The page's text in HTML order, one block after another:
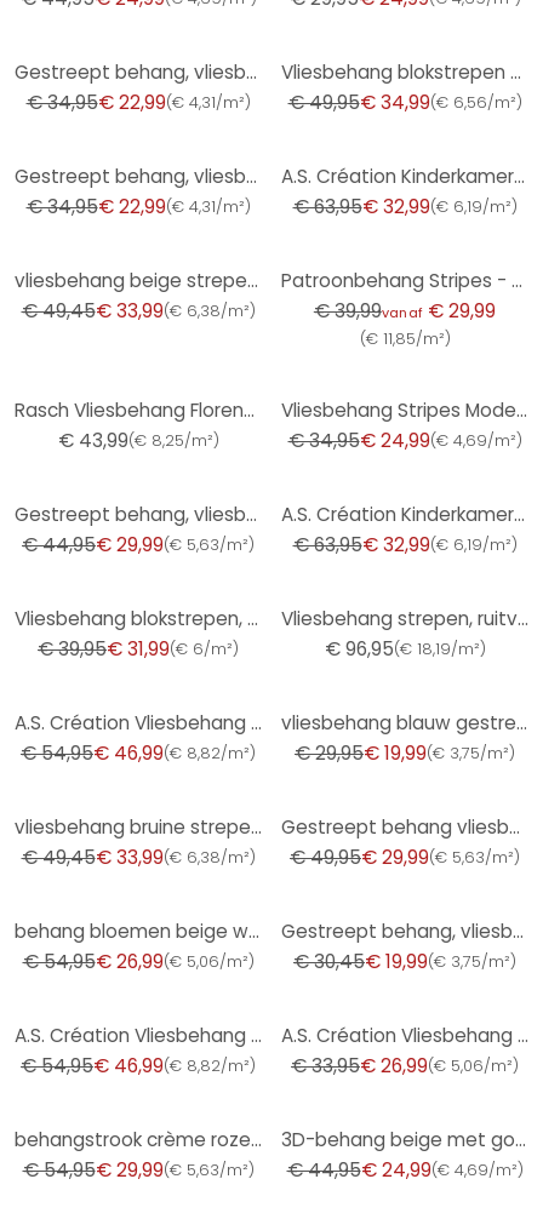
Gestreept behang, vliesbehang Novamur Yvi wit, beige
€ 34,95€ 22,99(€ 4,31/m²)
Vliesbehang blokstrepen modern in groen
€ 49,95€ 34,99(€ 6,56/m²)
Gestreept behang, vliesbehang Novamur Yvi wit, blauw
€ 34,95€ 22,99(€ 4,31/m²)
A.S. Création Kinderkamer Behang Little Love
€ 63,95€ 32,99(€ 6,19/m²)
vliesbehang beige strepen voor woonkamer slaapkamer behang marburg
€ 49,45€ 33,99(€ 6,38/m²)
Patroonbehang Stripes - oranje
€ 39,99vanaf € 29,99
(€ 11,85/m²)
Rasch Vliesbehang Florentine III
€ 43,99(€ 8,25/m²)
Vliesbehang Stripes Modern, Kindermat in groen
€ 34,95€ 24,99(€ 4,69/m²)
Gestreept behang, vliesbehang Shades Iconic wit, grijs
€ 44,95€ 29,99(€ 5,63/m²)
A.S. Création Kinderkamer Behang Little Love
€ 63,95€ 32,99(€ 6,19/m²)
Vliesbehang blokstrepen, strepen klassiek mat in wit
€ 39,95€ 31,99(€ 6/m²)
Vliesbehang strepen, ruitvormige strepen modern in blauw - Papis Loveday
€ 96,95(€ 18,19/m²)
A.S. Création Vliesbehang Concerto 3
€ 54,95€ 46,99(€ 8,82/m²)
vliesbehang blauw gestreept voor woonkamer slaapkamer kantoor marburg behang
€ 29,95€ 19,99(€ 3,75/m²)
vliesbehang bruine strepen voor woonkamer slaapkamer behang marburg
€ 49,45€ 33,99(€ 6,38/m²)
Gestreept behang vliesbehang Novamur Yvi grijs
€ 49,95€ 29,99(€ 5,63/m²)
behang bloemen beige wit - vliesbehang landhuis A.S. Création - mat en licht structuur
€ 54,95€ 26,99(€ 5,06/m²)
Gestreept behang, vliesbehang Novamur Yvi wit, beige
€ 30,45€ 19,99(€ 3,75/m²)
A.S. Création Vliesbehang Concerto 3
€ 54,95€ 46,99(€ 8,82/m²)
A.S. Création Vliesbehang Meestervlies Pro Protect 2 Wit, overschilderbaar
€ 33,95€ 26,99(€ 5,06/m²)
behangstrook crème roze - vliesbehang kunst A.S. Création - mat en licht structuurloos
€ 54,95€ 29,99(€ 5,63/m²)
3D-behang beige met goud metallic achtergrond - scandinavische akoestische houtpanelen look
€ 44,95€ 24,99(€ 4,69/m²)